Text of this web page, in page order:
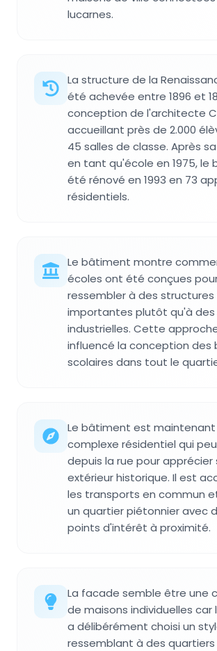
lucarnes.
La structure de la
été achevée entre 1896 et
conception de l'architecte
accueillant près de 2.000
45 salles de classe. Après
en tant qu'école en 1975, le
été rénové en 1993 en 73
résidentiels.
Le bâtiment montre
écoles ont été conçues
ressembler à des structures
importantes plutôt qu'à des
industrielles. Cette
influencé la conception des
scolaires dans tout le
Le bâtiment est maintenant
complexe résidentiel qui
depuis la rue pour apprécier
extérieur historique. Il est
les transports en commun
un quartier piétonnier avec
points d'intérêt à proximité.
La facade semble être une
de maisons individuelles
a délibérément choisi un
ressemblant à des